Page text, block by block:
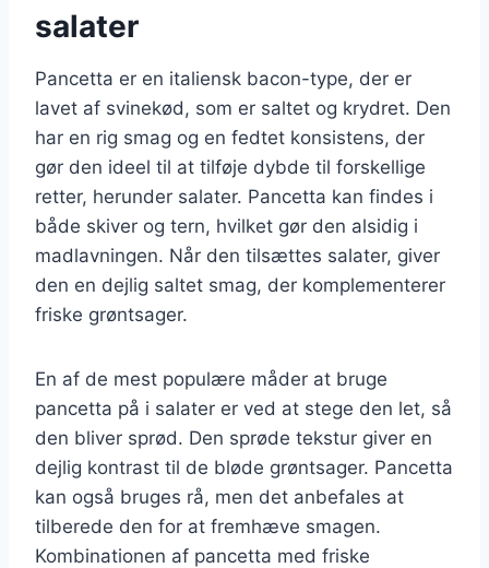
salater
Pancetta er en italiensk bacon-type, der er
lavet af svinekød, som er saltet og krydret. Den
har en rig smag og en fedtet konsistens, der
gør den ideel til at tilføje dybde til forskellige
retter, herunder salater. Pancetta kan findes i
både skiver og tern, hvilket gør den alsidig i
madlavningen. Når den tilsættes salater, giver
den en dejlig saltet smag, der komplementerer
friske grøntsager.
En af de mest populære måder at bruge
pancetta på i salater er ved at stege den let, så
den bliver sprød. Den sprøde tekstur giver en
dejlig kontrast til de bløde grøntsager. Pancetta
kan også bruges rå, men det anbefales at
tilberede den for at fremhæve smagen.
Kombinationen af pancetta med friske